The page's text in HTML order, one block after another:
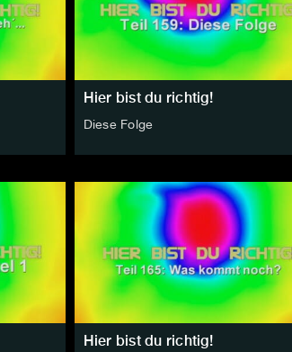
Hier bist du richtig!
Diese Folge
Hier bist du richtig!